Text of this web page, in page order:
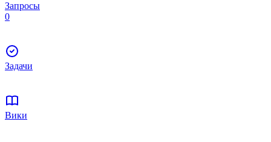
Запросы
0
Задачи
Вики